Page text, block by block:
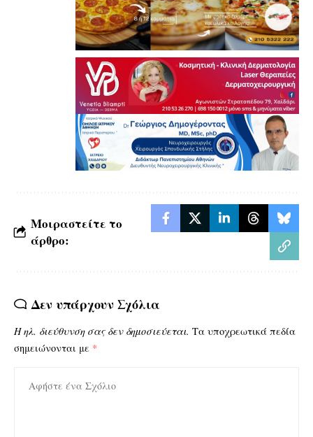
Μοιραστείτε το
άρθρο:
Δεν υπάρχουν Σχόλια
Η ηλ. διεύθυνση σας δεν δημοσιεύεται. Τα υποχρεωτικά πεδία
σημειώνονται με *